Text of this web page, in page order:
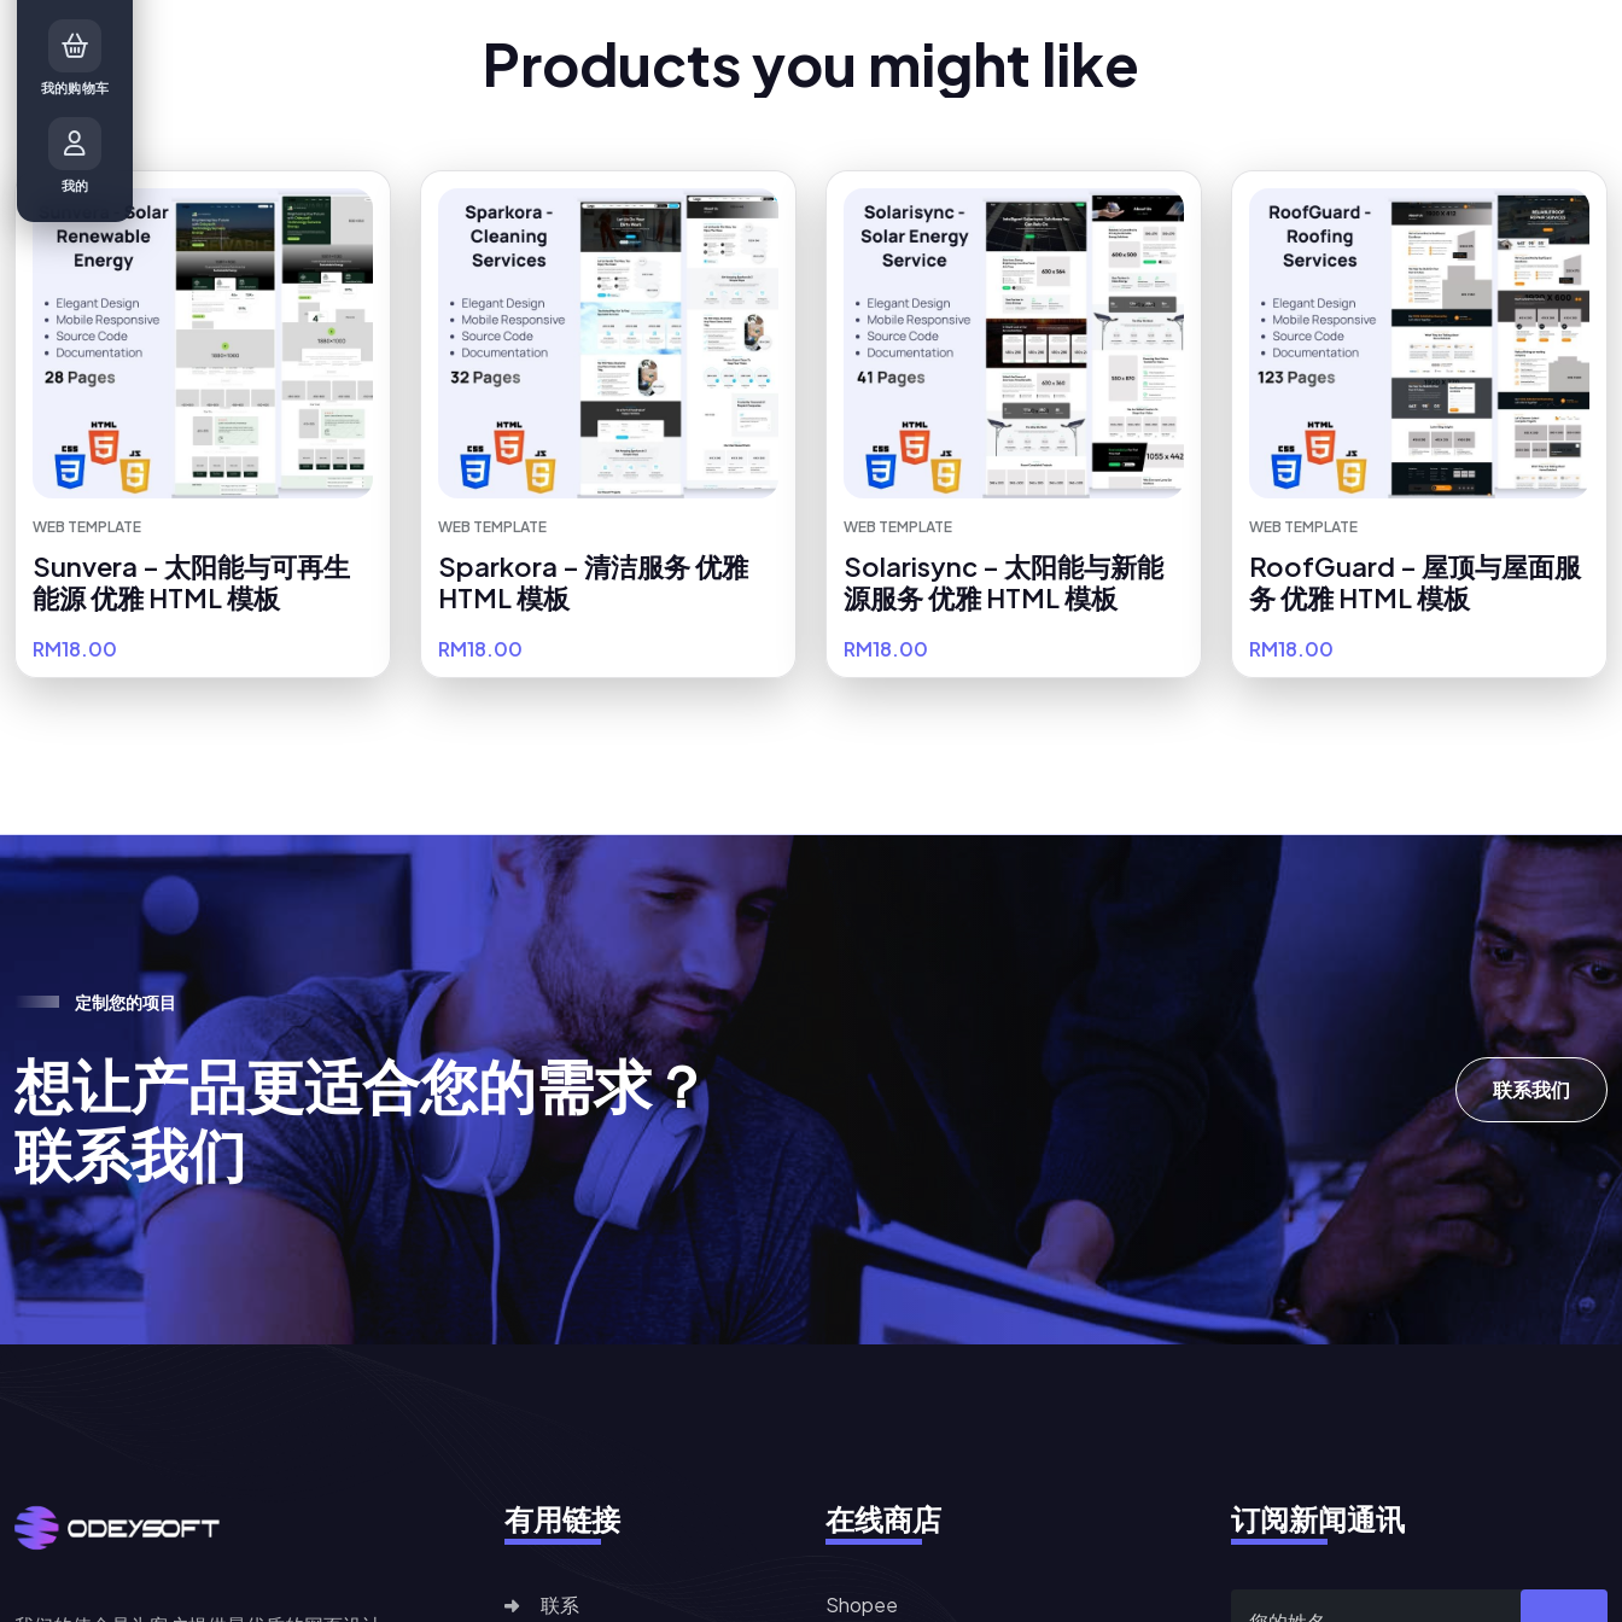
Productsyou might like
WEB TEMPLATE
Sunvera – 太阳能与可再生
能源 优雅 HTML 模板
RM18.00
WEB TEMPLATE
Sparkora – 清洁服务 优雅
HTML 模板
RM18.00
WEB TEMPLATE
Solarisync – 太阳能与新能
源服务 优雅 HTML 模板
RM18.00
WEB TEMPLATE
RoofGuard – 屋顶与屋面服
务 优雅 HTML 模板
RM18.00
定制您的项目
想让产品更适合您的需求？
联系我们
联系我们
有用链接
联系
在线商店
Shopee
订阅新闻通讯
我的购物车
我的